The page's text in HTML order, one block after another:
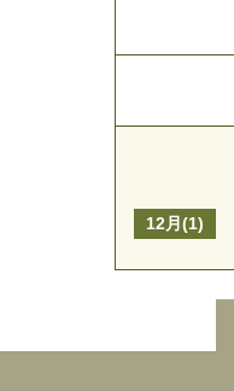
12月(1)